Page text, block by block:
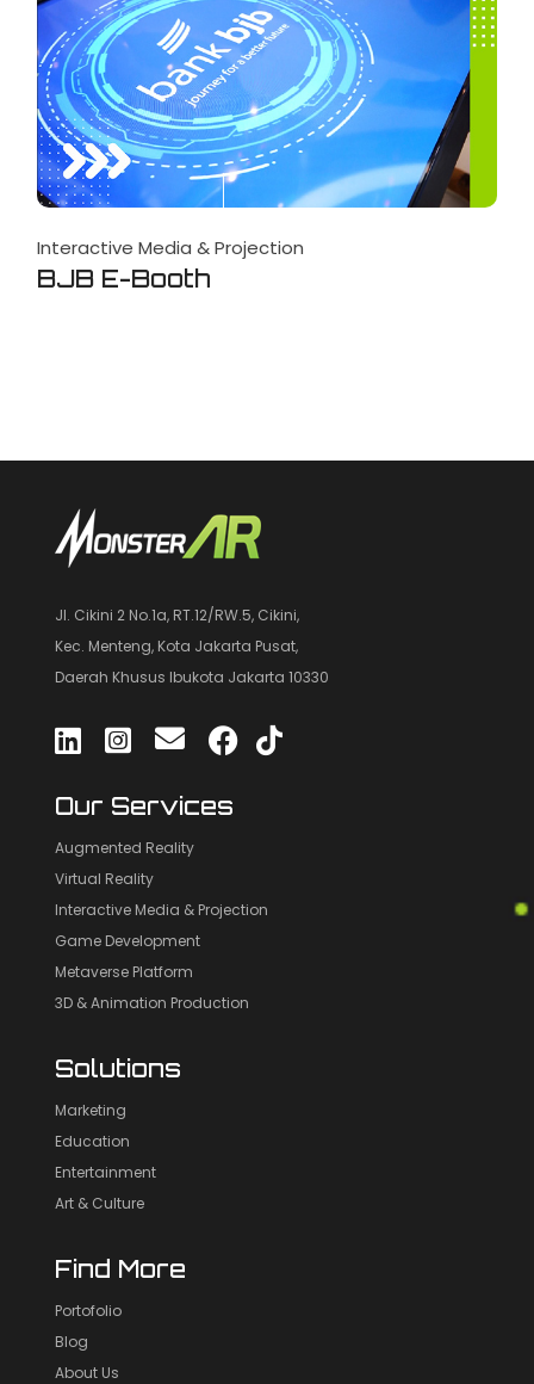
Interactive Media & Projection
BJB E-Booth
Jl. Cikini 2 No.1a, RT.12/RW.5, Cikini,
Kec. Menteng, Kota Jakarta Pusat,
Daerah Khusus Ibukota Jakarta 10330
Our Services
Augmented Reality
Virtual Reality
Interactive Media & Projection
Game Development
Metaverse Platform
3D & Animation Production
Solutions
Marketing
Education
Entertainment
Art & Culture
Find More
Portofolio
Blog
About Us